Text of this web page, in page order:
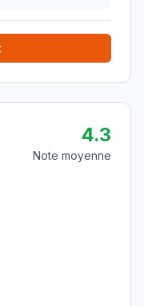
4.3
Note moyenne